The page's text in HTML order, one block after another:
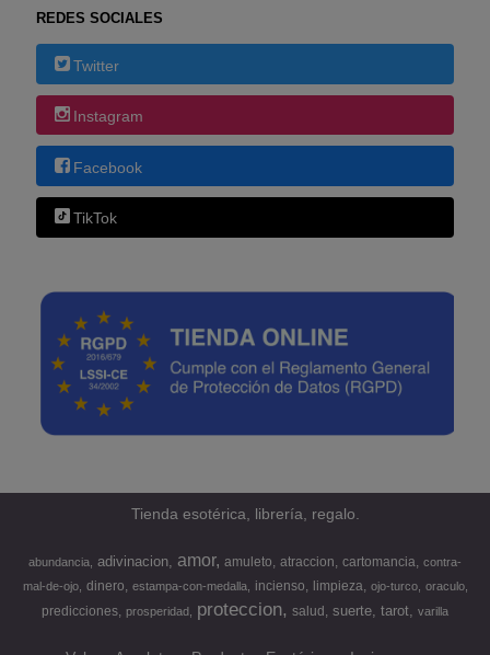
REDES SOCIALES
Twitter
Instagram
Facebook
TikTok
Tienda esotérica, librería, regalo.
abundancia adivinacion amor amuleto atraccion cartomancia
contra-
mal-de-ojo
dinero estampa-con-medalla incienso limpieza ojo-turco oraculo
predicciones prosperidad proteccion salud suerte tarot varilla